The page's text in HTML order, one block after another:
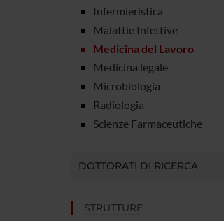
Infermieristica
Malattie Infettive
Medicina del Lavoro
Medicina legale
Microbiologia
Radiologia
Scienze Farmaceutiche
DOTTORATI DI RICERCA
STRUTTURE